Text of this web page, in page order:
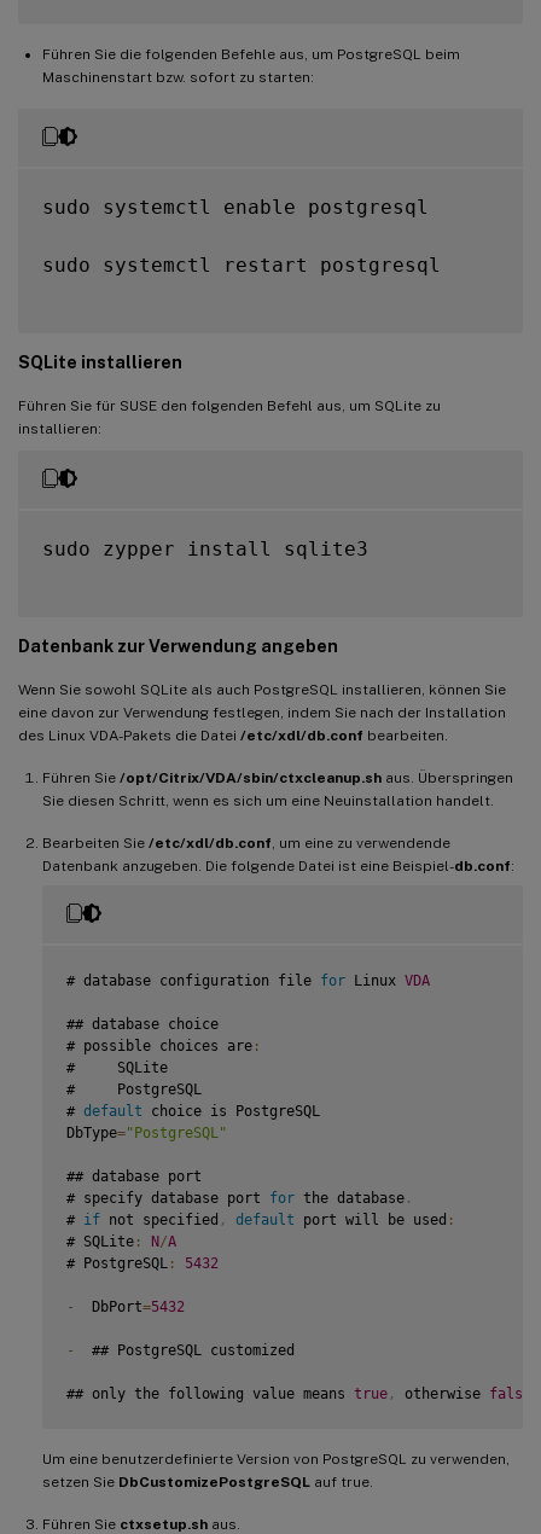
Führen Sie die folgenden Befehle aus, um PostgreSQL beim
Maschinenstart bzw. sofort zu starten:
sudo systemctl enable postgresql
sudo systemctl restart postgresql
SQLite installieren
Führen Sie für SUSE den folgenden Befehl aus, um SQLite zu
installieren:
sudo zypper install sqlite3
Datenbank zur Verwendung angeben
Wenn Sie sowohl SQLite als auch PostgreSQL installieren, können Sie
eine davon zur Verwendung festlegen, indem Sie nach der Installation
des Linux VDA-Pakets die Datei /etc/xdl/db.conf bearbeiten.
Führen Sie /opt/Citrix/VDA/sbin/ctxcleanup.sh aus. Überspringen
Sie diesen Schritt, wenn es sich um eine Neuinstallation handelt.
Bearbeiten Sie /etc/xdl/db.conf , um eine zu verwendende
Datenbank anzugeben. Die folgende Datei ist eine Beispiel-db.conf:
# database configuration file for Linux VDA
## database choice
# possible choices are :
#     SQLite
#     PostgreSQL
# default choice is PostgreSQL
DbType="PostgreSQL"
## database port
# specify database port for the database .
# if not specified , default port will be used :
# SQLite : N/A
# PostgreSQL : 5432
-
  DbPort
=5432
-
  ## PostgreSQL customized
## only the following value means true , otherwise false
## yes
### y
Um eine benutzerdefinierte Version von PostgreSQL zu verwenden,
setzen Sie DbCustomizePostgreSQL auf true.
Führen Sie ctxsetup.sh aus.